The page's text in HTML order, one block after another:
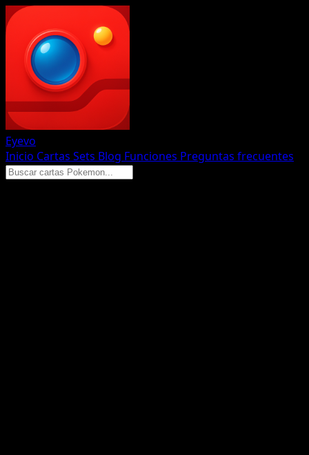
Eyevo
Inicio Cartas Sets Blog Funciones Preguntas frecuentes